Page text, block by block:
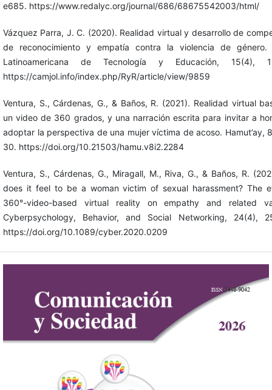
e685. https://www.redalyc.org/journal/686/68675542003/html/
Vázquez Parra, J. C. (2020). Realidad virtual y desarrollo de
de reconocimiento y empatía contra la violencia de género.
Latinoamericana de Tecnología y Educación, 15(4),
https://camjol.info/index.php/RyR/article/view/9859
Ventura, S., Cárdenas, G., & Baños, R. (2021). Realidad virtual
un video de 360 grados, y una narración escrita para invitar a
adoptar la perspectiva de una mujer víctima de acoso. Hamut’ay,
30. https://doi.org/10.21503/hamu.v8i2.2284
Ventura, S., Cárdenas, G., Miragall, M., Riva, G., & Baños, R.
does it feel to be a woman victim of sexual harassment? The
360°-video-based virtual reality on empathy and related
Cyberpsychology, Behavior, and Social Networking, 24(4),
https://doi.org/10.1089/cyber.2020.0209